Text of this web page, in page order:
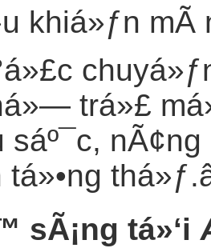
khiá»ƒn mÃ
trá»£
sáº¯c,
tá»•ng thá»ƒ.
sÃ¡ng tá»‘i